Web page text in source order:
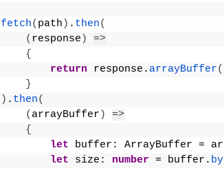
fetch( path ) . then(
( response )
=>
{
return response. arrayBuffer(
}
) . then(
( arrayBuffer )
=>
{
let buffer: ArrayBuffer =
let size: number = buffer.